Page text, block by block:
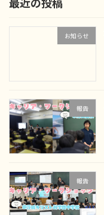
最近の投稿
お知らせ
報告
報告